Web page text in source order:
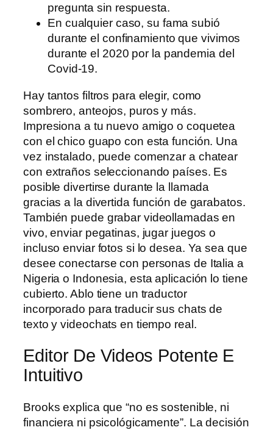
pregunta sin respuesta.
En cualquier caso, su fama subió
durante el confinamiento que vivimos
durante el 2020 por la pandemia del
Covid-19.
Hay tantos filtros para elegir, como
sombrero, anteojos, puros y más.
Impresiona a tu nuevo amigo o coquetea
con el chico guapo con esta función. Una
vez instalado, puede comenzar a chatear
con extraños seleccionando países. Es
posible divertirse durante la llamada
gracias a la divertida función de garabatos.
También puede grabar videollamadas en
vivo, enviar pegatinas, jugar juegos o
incluso enviar fotos si lo desea. Ya sea que
desee conectarse con personas de Italia a
Nigeria o Indonesia, esta aplicación lo tiene
cubierto. Ablo tiene un traductor
incorporado para traducir sus chats de
texto y videochats en tiempo real.
Editor De Videos Potente E
Intuitivo
Brooks explica que “no es sostenible, ni
financiera ni psicológicamente”. La decisión